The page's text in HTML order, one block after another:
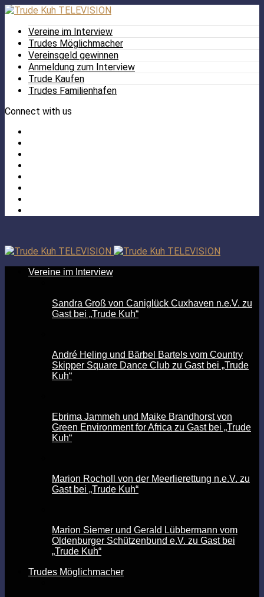
Vereine im Interview
Trudes Möglichmacher
Vereinsgeld gewinnen
Anmeldung zum Interview
Trude Kaufen
Trudes Familienhafen
Connect with us
Vereine im Interview
Sandra Groß von Caniglück Cuxhaven n.e.V. zu
Gast bei „Trude Kuh“
André Heling und Bärbel Bartels vom Country
Skipper Square Dance Club zu Gast bei „Trude
Kuh“
Ebrima Jammeh und Maike Brandhorst von
Green Environment for Africa zu Gast bei „Trude
Kuh“
Marion Rocholl von der Meerlierettung n.e.V. zu
Gast bei „Trude Kuh“
Marion Siemer und Gerald Lübbermann vom
Oldenburger Schützenbund e.V. zu Gast bei
„Trude Kuh“
Trudes Möglichmacher